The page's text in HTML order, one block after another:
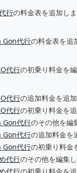
行の料金表を追加しま
Gon代行の料金表を追
代行の初乗り料金を編
代行の追加料金を追加
代行の初乗り料金を追
Gon代行のその他を編
Gon代行の追加料金を
Gon代行の初乗り料金
代行のその他を編集し